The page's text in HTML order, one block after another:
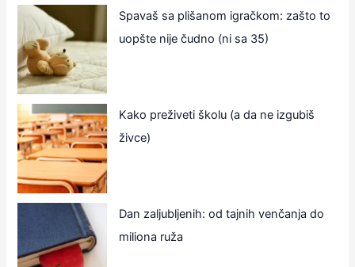
Spavaš sa plišanom igračkom: zašto to
uopšte nije čudno (ni sa 35)
Kako preživeti školu (a da ne izgubiš
živce)
Dan zaljubljenih: od tajnih venčanja do
miliona ruža